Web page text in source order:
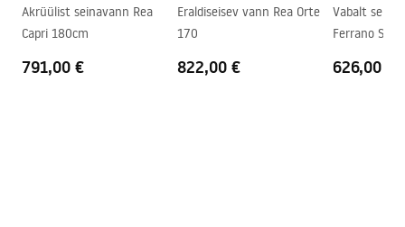
Akrüülist seinavann Rea
Capri 180cm
791,00 €
Eraldiseisev vann Rea Orte
170
822,00 €
Vabalt
Ferrano Slim
626,00 €